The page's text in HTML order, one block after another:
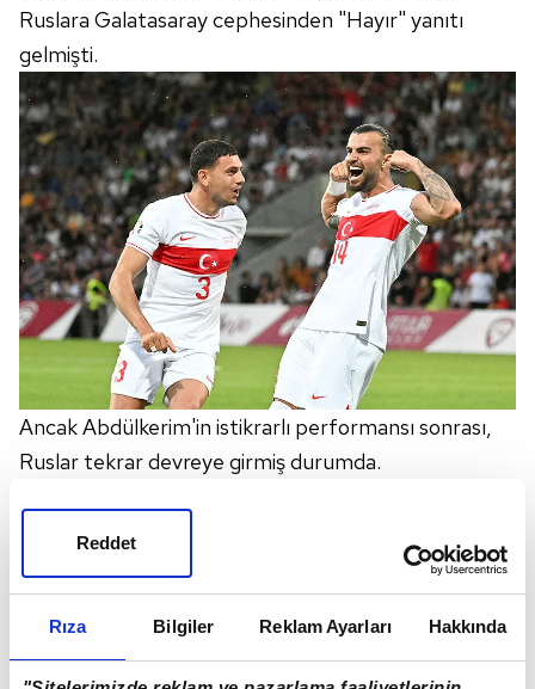
Rıza Bilgiler Reklam Ayarları Hakkında
Reddet
Ruslara Galatasaray cephesinden "Hayır" yanıtı
gelmişti.
Ancak Abdülkerim'in istikrarlı performansı sonrası,
Ruslar tekrar devreye girmiş durumda.